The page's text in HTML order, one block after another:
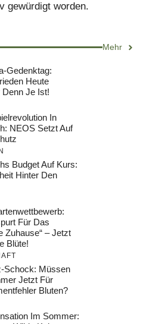
gewürdigt worden.
Mehr
Gedenktag:
Heute
Je Ist!
In
NEOS Setzt Auf
Budget Auf Kurs:
Hinter Den
Für Das
Zuhause“ – Jetzt
Blüte!
Schock: Müssen
Jetzt Für
Bluten?
Im Sommer: